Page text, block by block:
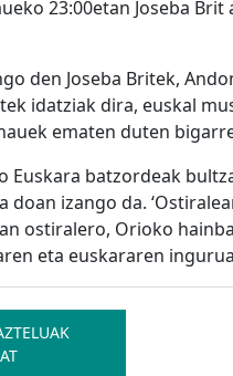
23:00etan Joseba
den Joseba Britek,
idatziak dira, euskal
ematen duten
Euskara batzordeak
doan izango da.
ostiralero, Orioko
eta euskararen